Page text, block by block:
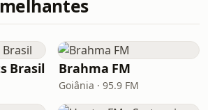
Brasil Brahma FM
Goiânia · 95.9 FM